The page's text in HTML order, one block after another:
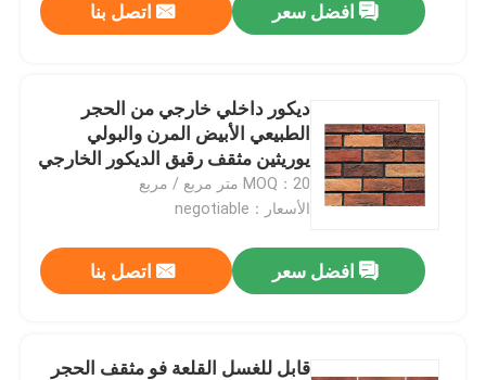
افضل سعر اتصل بنا
ديكور داخلي خارجي من الحجر
الطبيعي الأبيض المرن والبولي
يوريثين مثقف رقيق الديكور الخارجي
الجدار الديكور Br
MOQ：20 متر مربع / مربع
الأسعار：negotiable
افضل سعر اتصل بنا
قابل للغسل القلعة فو مثقف الحجر